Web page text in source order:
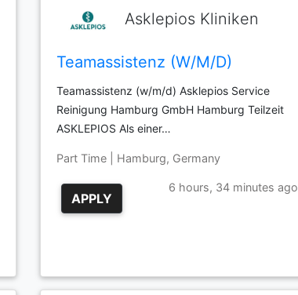
Asklepios Kliniken
Teamassistenz (W/M/D)
Teamassistenz (w/m/d) Asklepios Service
Reinigung Hamburg GmbH Hamburg Teilzeit
ASKLEPIOS Als einer…
Part Time | Hamburg, Germany
APPLY
6 hours, 34 minutes ago